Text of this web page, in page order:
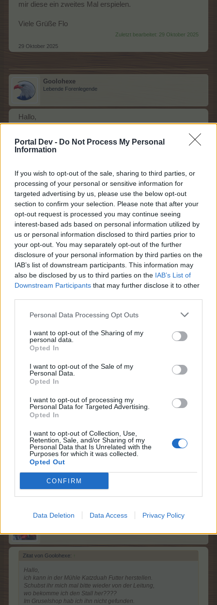
Portal Dev - Do Not Process My Personal
Information
If you wish to opt-out of the sale, sharing to third parties, or
processing of your personal or sensitive information for
targeted advertising by us, please use the below opt-out
section to confirm your selection. Please note that after your
opt-out request is processed you may continue seeing
interest-based ads based on personal information utilized by
us or personal information disclosed to third parties prior to
your opt-out. You may separately opt-out of the further
disclosure of your personal information by third parties on the
IAB’s list of downstream participants. This information may
also be disclosed by us to third parties on the IAB’s List of
Downstream Participants that may further disclose it to other
Personal Data Processing Opt Outs
I want to opt-out of the Sharing of my
personal data.
Opted In
I want to opt-out of the Sale of my
Personal Data.
Opted In
I want to opt-out of processing my
Personal Data for Targeted Advertising.
Opted In
I want to opt-out of Collection, Use,
Retention, Sale, and/or Sharing of my
Personal Data that Is Unrelated with the
Purposes for which it was collected.
Opted Out
CONFIRM
Data Deletion Data Access Privacy Policy
mir diese ein zweites Mal erspielen.
Viele Grüße Flo
Zuletzt bearbeitet: 29 Oktober 2025
29 Oktober 2025
Goolohexe
Lebende Forenlegende
Hallo,
ich kann in der Mühle Katzduah Futter herstellen.
wo bekomme ich den Stall her????
Danke schon mal
30 Oktober 2025
Pedi63
Forenmogul
Zitat von Goolohexe:
Hallo,
ich kann in der Mühle Katzduah Futter herstellen.
Schubst ihr mich mal bitte wieder von der Leitung,
doch den gib es im Gruselshop
Lebende Forenlegende
Mit Brille wäre das nicht passiert
DANKE
30 Oktober 2025
gefällt dies.
reiny
Zitat von Goolohexe: ↑
Hallo,
ich kann in der Mühle Katzduah Futter herstellen.
Schubst ihr mich mal bitte wieder von der Leitung,
wo bekomme ich den Stall her????
Im Gruselshop hab ich ihn nicht gefunden.